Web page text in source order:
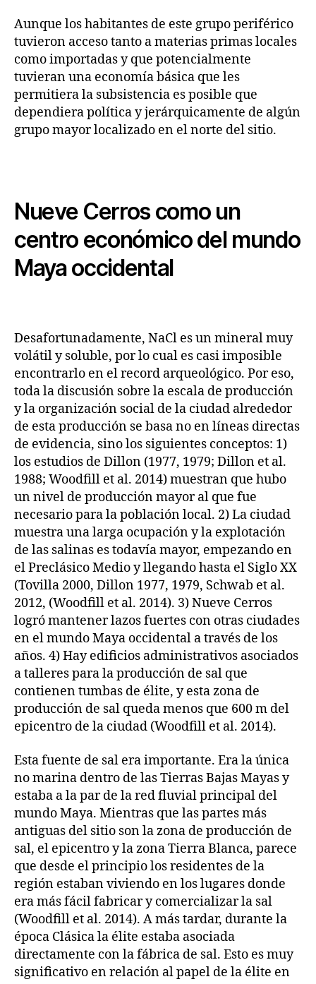
Aunque los habitantes de este grupo periférico
tuvieron acceso tanto a materias primas locales
como importadas y que potencialmente
tuvieran una economía básica que les
permitiera la subsistencia es posible que
dependiera política y jerárquicamente de algún
grupo mayor localizado en el norte del sitio.
Nueve Cerros como un
centro económico del mundo
Maya occidental
Desafortunadamente, NaCl es un mineral muy
volátil y soluble, por lo cual es casi imposible
encontrarlo en el record arqueológico. Por eso,
toda la discusión sobre la escala de producción
y la organización social de la ciudad alrededor
de esta producción se basa no en líneas directas
de evidencia, sino los siguientes conceptos: 1)
los estudios de Dillon (1977, 1979; Dillon et al.
1988; Woodfill et al. 2014) muestran que hubo
un nivel de producción mayor al que fue
necesario para la población local. 2) La ciudad
muestra una larga ocupación y la explotación
de las salinas es todavía mayor, empezando en
el Preclásico Medio y llegando hasta el Siglo XX
(Tovilla 2000, Dillon 1977, 1979, Schwab et al.
2012, (Woodfill et al. 2014). 3) Nueve Cerros
logró mantener lazos fuertes con otras ciudades
en el mundo Maya occidental a través de los
años. 4) Hay edificios administrativos asociados
a talleres para la producción de sal que
contienen tumbas de élite, y esta zona de
producción de sal queda menos que 600 m del
epicentro de la ciudad (Woodfill et al. 2014).
Esta fuente de sal era importante. Era la única
no marina dentro de las Tierras Bajas Mayas y
estaba a la par de la red fluvial principal del
mundo Maya. Mientras que las partes más
antiguas del sitio son la zona de producción de
sal, el epicentro y la zona Tierra Blanca, parece
que desde el principio los residentes de la
región estaban viviendo en los lugares donde
era más fácil fabricar y comercializar la sal
(Woodfill et al. 2014). A más tardar, durante la
época Clásica la élite estaba asociada
directamente con la fábrica de sal. Esto es muy
significativo en relación al papel de la élite en